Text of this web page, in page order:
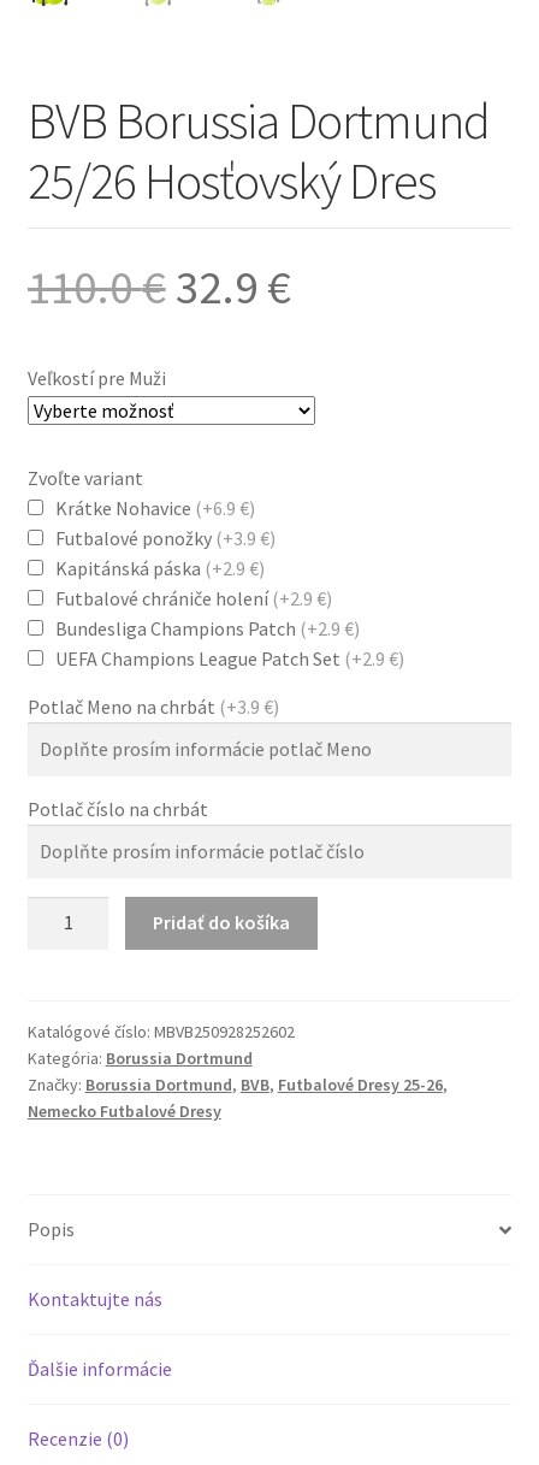
BVB Borussia Dortmund
25/26 Hosťovský Dres
110.0€Pôvodná
bola:
110.0 €.
32.9 €Aktuálna
je:
Veľkostí pre Muži
Zvoľte variant
Krátke Nohavice (+6.9 €)
Futbalové ponožky (+3.9 €)
Kapitánská páska (+2.9 €)
Futbalové chrániče holení(+2.9 €)
Bundesliga Champions Patch (+2.9 €)
UEFA Champions League Patch Set (+2.9 €)
Potlač Meno na chrbát (+3.9 €)
Potlač číslo na chrbát
25/26
Hosťovský
Dres
Pridať do košíka
Katalógové číslo: MBVB250928252602
Kategória: Borussia Dortmund
Značky: Borussia Dortmund, BVB, Futbalové Dresy 25-26,
Nemecko Futbalové Dresy
Popis
Kontaktujte nás
Ďalšie informácie
Recenzie (0)